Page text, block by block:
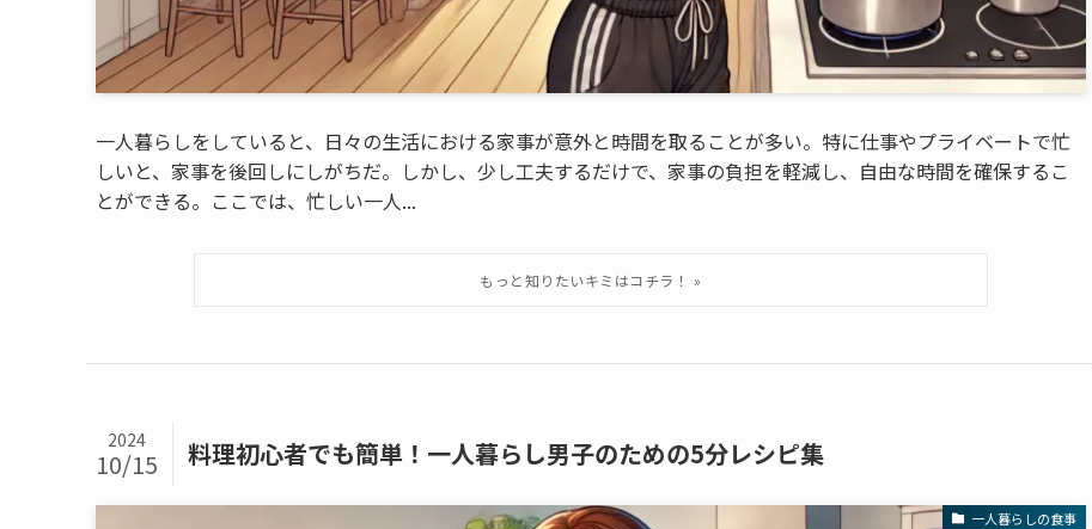
一人暮らしをしていると、日々の生活における家事が意外と時間を取ることが多い。特に仕事やプライベートで忙
しいと、家事を後回しにしがちだ。しかし、少し工夫するだけで、家事の負担を軽減し、自由な時間を確保するこ
とができる。ここでは、忙しい一人...
料理初心者でも簡単！一人暮らし男子のための5分レシピ集
2024
10/15
一人暮らしの食事